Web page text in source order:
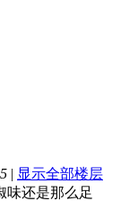
| 显示全部楼层
味还是那么足